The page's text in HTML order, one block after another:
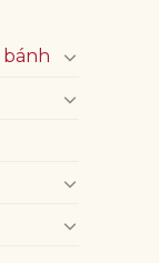
bánh